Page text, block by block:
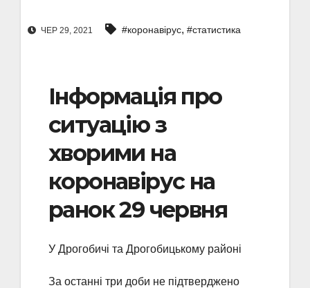
ЧЕР 29, 2021 #коронавірус, #статистика
Інформація про
ситуацію з
хворими на
коронавірус на
ранок 29 червня
У Дрогобичі та Дрогобицькому районі
За останні три доби не підтверджено